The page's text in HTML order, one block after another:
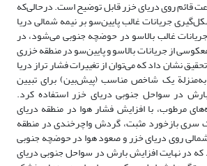
قائم روی دریای خزر قابل توضیح است. درحالی‌که
جریانات غالب پایین‌‌سو بر نیمه شمالی دریا
غالب بالاسو در حوضچه جنوبی می‌‌‌شود، در
از جریانات بالاسو و پایین‌سو در منطقه خزری
نشان داد که می‌‌توان از تغییرات فشار تراز دریا
یک شاخص مناسب (پیش‌بین) برای تبیین
در سواحل جنوبی دریای خزر استفاده کرد.
مرطوب، با افزایش فشار هوا در منطقه دریای
سری بازخورد مثبت، گردش واچرخندی در منطقه
روی دریای خزر و صعود هوا در حوضچه جنوبی
که در نهایت افزایش بارش در سواحل جنوبی دریای